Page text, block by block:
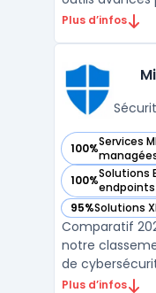
contre les
propose une
Plus d’infos
100%Services
— voir
100%Solutions
endpoints
— voir
95%Solutions
— voir
Comparatif
notre
de
SIEM, XDR. ...
Plus d’infos